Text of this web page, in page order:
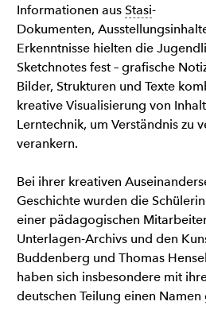
Informationen aus Stasi-
Dokumenten,
Erkenntnisse hielten die
Sketchnotes fest – grafische
Bilder, Strukturen und Texte
kreative Visualisierung von
Lerntechnik, um Verständnis zu
verankern.
Bei ihrer kreativen
Geschichte wurden die
einer pädagogischen
Unterlagen-Archivs und den
Buddenberg und Thomas
haben sich insbesondere mit
deutschen Teilung einen Namen